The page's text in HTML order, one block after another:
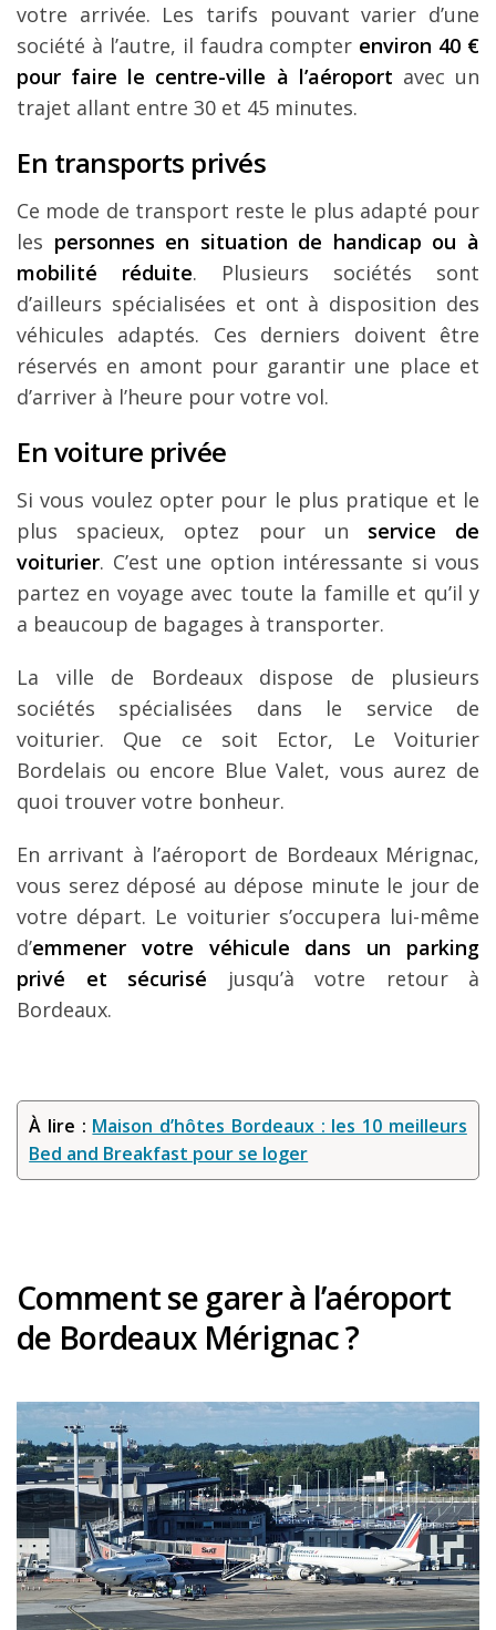
votre arrivée. Les tarifs pouvant varier d’une
société à l’autre, il faudra compter environ 40 €
pour faire le centre-ville à l’aéroport avec un
trajet allant entre 30 et 45 minutes.
En transports privés
Ce mode de transport reste le plus adapté pour
les personnes en situation de handicap ou à
mobilité réduite. Plusieurs sociétés sont
d’ailleurs spécialisées et ont à disposition des
véhicules adaptés. Ces derniers doivent être
réservés en amont pour garantir une place et
d’arriver à l’heure pour votre vol.
En voiture privée
Si vous voulez opter pour le plus pratique et le
plus spacieux, optez pour un service de
voiturier. C’est une option intéressante si vous
partez en voyage avec toute la famille et qu’il y
a beaucoup de bagages à transporter.
La ville de Bordeaux dispose de plusieurs
sociétés spécialisées dans le service de
voiturier. Que ce soit Ector, Le Voiturier
Bordelais ou encore Blue Valet, vous aurez de
quoi trouver votre bonheur.
En arrivant à l’aéroport de Bordeaux Mérignac,
vous serez déposé au dépose minute le jour de
votre départ. Le voiturier s’occupera lui-même
d’emmener votre véhicule dans un parking
privé et sécurisé jusqu’à votre retour à
Bordeaux.
À lire : Maison d’hôtes Bordeaux : les 10 meilleurs
Bed and Breakfast pour se loger
Comment se garer à l’aéroport
de Bordeaux Mérignac ?